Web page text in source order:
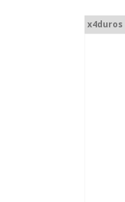
x4duros